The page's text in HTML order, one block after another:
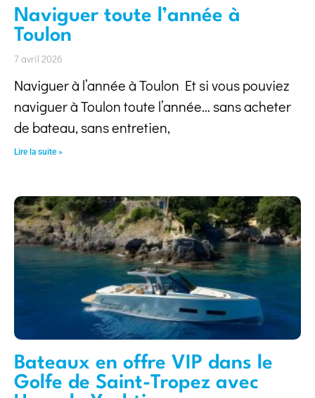
Naviguer toute l’année à
Toulon
7 avril 2026
Naviguer à l’année à Toulon Et si vous pouviez
naviguer à Toulon toute l’année… sans acheter
de bateau, sans entretien,
Lire la suite »
Bateaux en offre VIP dans le
Golfe de Saint-Tropez avec